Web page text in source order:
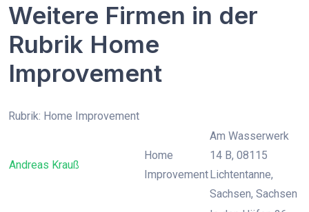
Weitere Firmen in der
Rubrik Home
Improvement
Rubrik: Home Improvement
Andreas Krauß
Home
Improvement
Am Wasserwerk
14 B, 08115
Lichtentanne,
Sachsen, Sachsen